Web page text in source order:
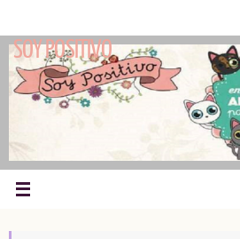
contenido
SOY POSITIVO